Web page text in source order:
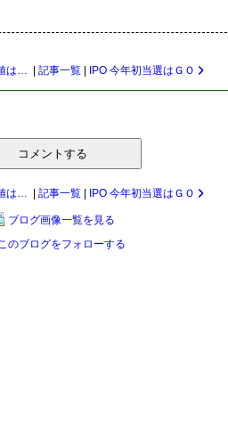
ＩＰＯ ＧＯの初値は２９１０円、公開価格を２１．３％上回る・・・シーラの優待は概ね予想通り 記事一覧 IPO 今年初当選はＧＯ
コメントする
ＩＰＯ ＧＯの初値は２９１０円、公開価格を２１．３％上回る・・・シーラの優待は概ね予想通り 記事一覧 IPO 今年初当選はＧＯ
ブログ画像一覧を見る
のブログをフォローする